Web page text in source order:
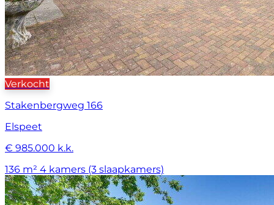
Verkocht
Stakenbergweg 166
Elspeet
€ 985.000 k.k.
136 m² 4 kamers (3 slaapkamers)